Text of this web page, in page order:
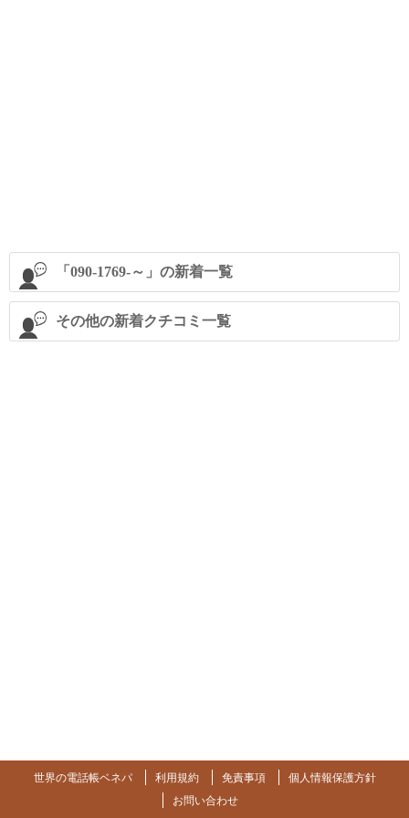
「090-1769-～」の新着一覧
その他の新着クチコミ一覧
世界の電話帳ベネパ 利用規約 免責事項
個人情報保護方針
お問い合わせ